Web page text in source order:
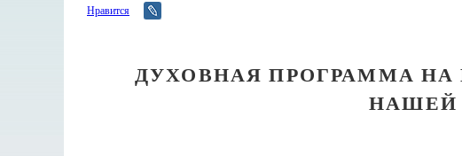
Нравится
ДУХОВНАЯ ПРОГРАММА
НАШЕЙ